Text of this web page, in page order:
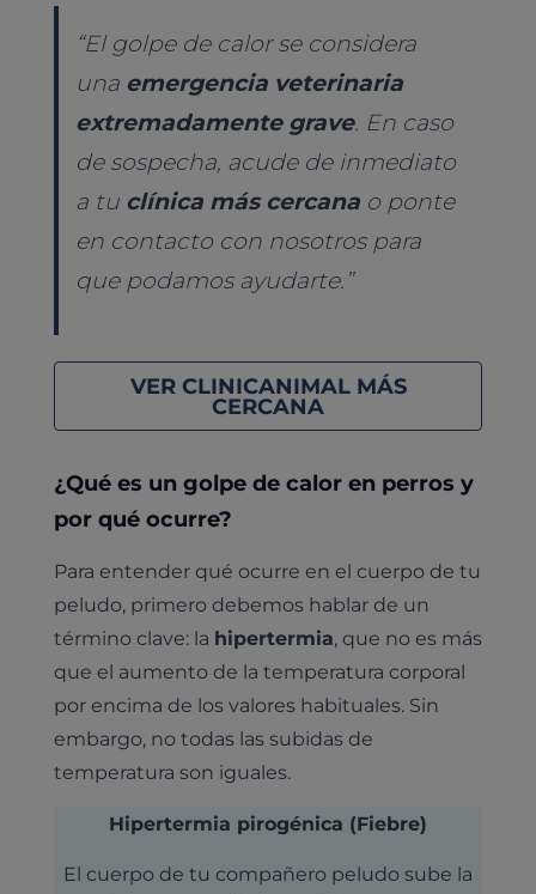
“El golpe de calor se considera
una emergencia veterinaria
extremadamente grave. En caso
de sospecha, acude de inmediato
a tu clínica más cercana o ponte
en contacto con nosotros para
que podamos ayudarte.”
VER CLINICANIMAL MÁS
CERCANA
¿Qué es un golpe de calor en perros y
por qué ocurre?
Para entender qué ocurre en el cuerpo de tu
peludo, primero debemos hablar de un
término clave: la hipertermia, que no es más
que el aumento de la temperatura corporal
por encima de los valores habituales. Sin
embargo, no todas las subidas de
temperatura son iguales.
Hipertermia pirogénica (Fiebre)
El cuerpo de tu compañero peludo sube la